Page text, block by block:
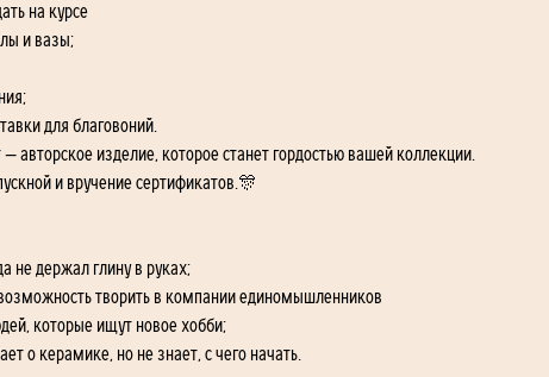
на курсе
и вазы;
для благовоний.
авторское изделие, которое станет гордостью вашей коллекции.
и вручение сертификатов.🎊
не держал глину в руках;
творить в компании единомышленников
которые ищут новое хобби;
о керамике, но не знает, с чего начать.